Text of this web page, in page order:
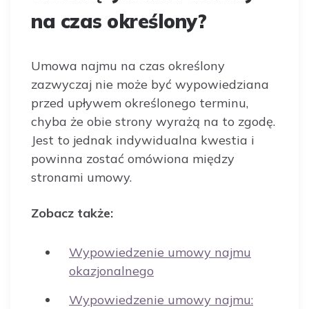
na czas określony?
Umowa najmu na czas określony
zazwyczaj nie może być wypowiedziana
przed upływem określonego terminu,
chyba że obie strony wyrażą na to zgodę.
Jest to jednak indywidualna kwestia i
powinna zostać omówiona między
stronami umowy.
Zobacz także:
Wypowiedzenie umowy najmu
okazjonalnego
Wypowiedzenie umowy najmu: